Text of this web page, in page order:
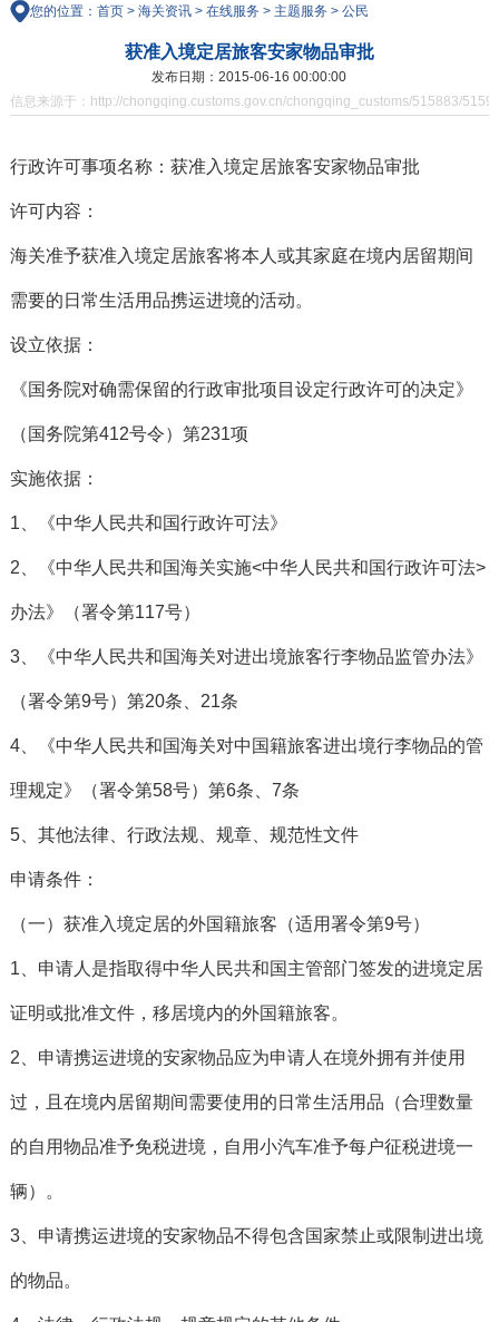
您的位置： 首页> 海关资讯> 在线服务 > 主题服务 > 公民
获准入境定居旅客安家物品审批
发布日期：2015-06-16 00:00:00
信息来源于：http://chongqing.customs.gov.cn/chongqing_customs/515883/
行政许可事项名称：获准入境定居旅客安家物品审批
许可内容：
海关准予获准入境定居旅客将本人或其家庭在境内居留期间
需要的日常生活用品携运进境的活动。
设立依据：
《国务院对确需保留的行政审批项目设定行政许可的决定》
（国务院第412号令）第231项
实施依据：
1、《中华人民共和国行政许可法》
2、《中华人民共和国海关实施<中华人民共和国行政许可法>
办法》（署令第117号）
3、《中华人民共和国海关对进出境旅客行李物品监管办法》
（署令第9号）第20条、21条
4、《中华人民共和国海关对中国籍旅客进出境行李物品的管
理规定》（署令第58号）第6条、7条
5、其他法律、行政法规、规章、规范性文件
申请条件：
（一）获准入境定居的外国籍旅客（适用署令第9号）
1、申请人是指取得中华人民共和国主管部门签发的进境定居
证明或批准文件，移居境内的外国籍旅客。
2、申请携运进境的安家物品应为申请人在境外拥有并使用
过，且在境内居留期间需要使用的日常生活用品（合理数量
的自用物品准予免税进境，自用小汽车准予每户征税进境一
辆）。
3、申请携运进境的安家物品不得包含国家禁止或限制进出境
的物品。